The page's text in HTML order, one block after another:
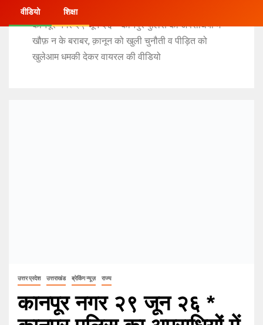
वीडियो शिक्षा
Home
उत्तर प्रदेश
कानपूर नगर २९ जून २६ * कानपुर पुलिस का अपराधियों में
खौफ़ न के बराबर, क़ानून को खुली चुनौती व पीड़ित को
खुलेआम धमकी देकर वायरल की वीडियो
उत्तर प्रदेश उत्तराखंड ब्रेकिंग न्यूज़ राज्य
कानपूर नगर २९ जून २६ *